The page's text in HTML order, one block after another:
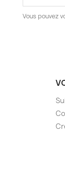
Vous pouvez